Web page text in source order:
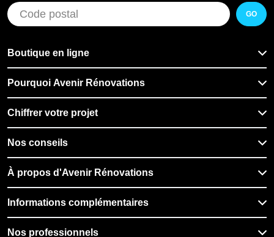
GO
Boutique en ligne
Pourquoi Avenir Rénovations
Chiffrer votre projet
Nos conseils
À propos d'Avenir Rénovations
Informations complémentaires
Nos professionnels